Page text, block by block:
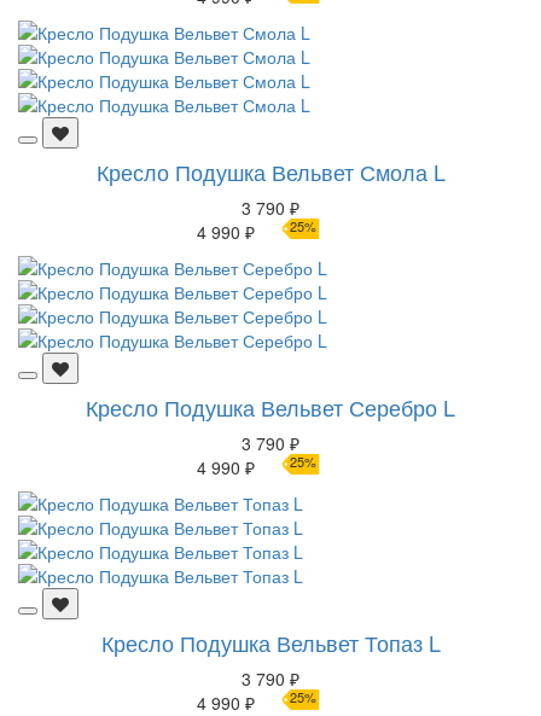
Кресло Подушка Вельвет Смола L
3 790 ₽
4 990 ₽
25%
Кресло Подушка Вельвет Серебро L
3 790 ₽
4 990 ₽
25%
Кресло Подушка Вельвет Топаз L
3 790 ₽
4 990 ₽
25%